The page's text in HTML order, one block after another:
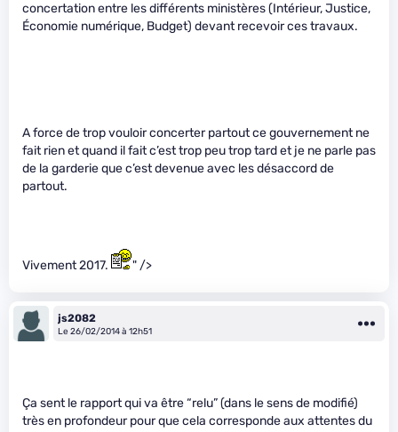
concertation entre les différents ministères (Intérieur, Justice,
Économie numérique, Budget) devant recevoir ces travaux.
A force de trop vouloir concerter partout ce gouvernement ne
fait rien et quand il fait c’est trop peu trop tard et je ne parle pas
de la garderie que c’est devenue avec les désaccord de
partout.
Vivement 2017. " />
js2082
Le 26/02/2014 à 12h51
Ça sent le rapport qui va être “relu” (dans le sens de modifié)
très en profondeur pour que cela corresponde aux attentes du